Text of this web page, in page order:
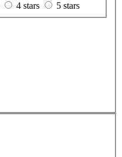
4 stars
5 stars